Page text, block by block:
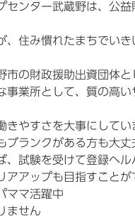
センター武蔵野は、公
、住み慣れたまちでい
市の財政援助出資団体
事業所として、質の高い
きやすさを大事にしてい
ブランクがある方も大
、試験を受けて登録ヘ
アアップも目指すことが
ママ活躍中
ません